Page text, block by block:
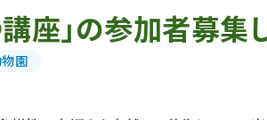
座」の参加者募集
園